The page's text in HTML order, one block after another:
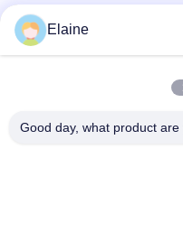
Telefono
Elaine
Good day, what product